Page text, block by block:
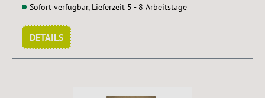
Sofort verfügbar, Lieferzeit 5 - 8 Arbeitstage
DETAILS